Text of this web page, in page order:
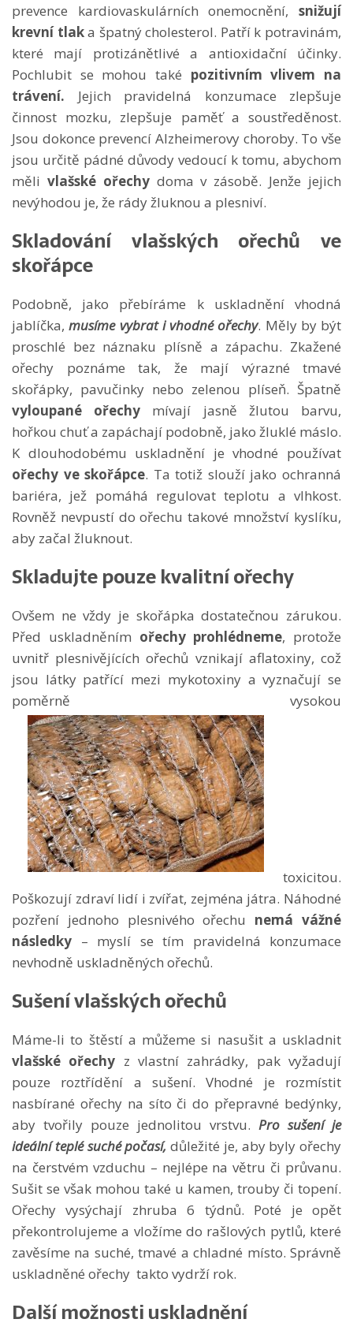
prevence kardiovaskulárních onemocnění, snižují
krevní tlaka špatný cholesterol. Patří k potravinám,
které mají protizánětlivé a antioxidační účinky.
Pochlubit se mohou také pozitivním vlivem na
trávení. Jejich pravidelná konzumace zlepšuje
činnost mozku, zlepšuje paměť a soustředěnost.
Jsou dokonce prevencí Alzheimerovy choroby. To vše
jsou určitě pádné důvody vedoucí k tomu, abychom
měli vlašské ořechydoma v zásobě. Jenže jejich
nevýhodou je, že rády žluknou a plesniví.
Skladování vlašských ořechů ve
skořápce
Podobně, jako přebíráme k uskladnění vhodná
jablíčka,musíme vybrat i vhodné ořechy. Měly by být
proschlé bez náznaku plísně a zápachu. Zkažené
ořechy poznáme tak, že mají výrazné tmavé
skořápky, pavučinky nebo zelenou plíseň. Špatně
vyloupané ořechy mívají jasně žlutou barvu,
hořkou chuť a zapáchají podobně, jako žluklé máslo.
K dlouhodobému uskladnění je vhodné používat
ořechy ve skořápce. Ta totiž slouží jako ochranná
bariéra, jež pomáhá regulovat teplotu a vlhkost.
Rovněž nevpustí do ořechu takové množství kyslíku,
aby začal žluknout.
Skladujte pouze kvalitní ořechy
Ovšem ne vždy je skořápka dostatečnou zárukou.
Před uskladněním ořechy prohlédneme, protože
uvnitř plesnivějících ořechů vznikají aflatoxiny, což
jsou látky patřící mezi mykotoxiny a vyznačují se
poměrně vysokou
toxicitou.
Poškozují zdraví lidí i zvířat, zejména játra. Náhodné
pozření jednoho plesnivého ořechu nemá vážné
následky – myslí se tím pravidelná konzumace
nevhodně uskladněných ořechů.
Sušení vlašských ořechů
Máme-li to štěstí a můžeme si nasušit a uskladnit
vlašské ořechy z vlastní zahrádky, pak vyžadují
pouze roztřídění a sušení. Vhodné je rozmístit
nasbírané ořechy na síto či do přepravné bedýnky,
aby tvořily pouze jednolitou vrstvu. Pro sušení je
ideální teplé suché počasí, důležité je, aby byly ořechy
na čerstvém vzduchu – nejlépe na větru či průvanu.
Sušit se však mohou také u kamen, trouby či topení.
Ořechy vysýchají zhruba 6 týdnů. Poté je opět
překontrolujeme a vložíme do rašlových pytlů, které
zavěsíme na suché, tmavé a chladné místo. Správně
uskladněné ořechy takto vydrží rok.
Další možnosti uskladnění